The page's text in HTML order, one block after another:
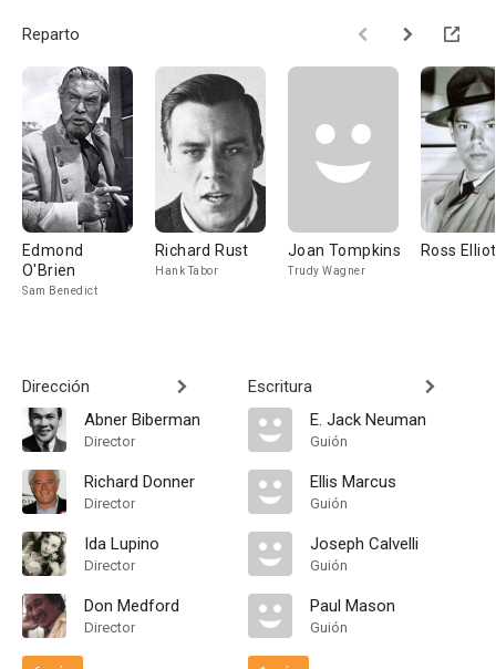
Reparto
Edmond
O'Brien
Sam Benedict
Richard Rust
Hank Tabor
Joan Tompkins
Trudy Wagner
Ross
Dirección
Abner Biberman
Director
Richard Donner
Director
Ida Lupino
Director
Don Medford
Director
Escritura
E. Jack Neuman
Guión
Ellis Marcus
Guión
Joseph Calvelli
Guión
Paul Mason
Guión